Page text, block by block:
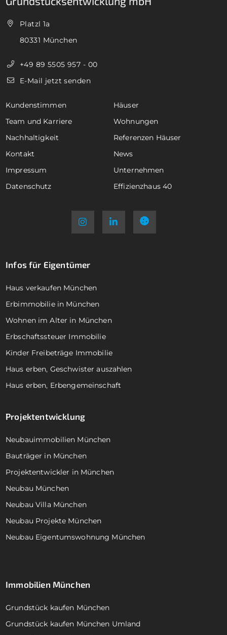
Platzl 1a
80331 München
+49 89 5505 957 - 00
E-Mail jetzt senden
Kundenstimmen
Häuser
Team und Karriere
Wohnungen
Nachhaltigkeit
Referenzen Häuser
Kontakt
News
Impressum
Unternehmen
Datenschutz
Effizienzhaus 40
Infos für Eigentümer
Haus verkaufen München
Erbimmobilie in München
Wohnen im Alter in München
Erbschaftssteuer Immobilie
Kinder Freibeträge Immobilie
Haus erben, Geschwister auszahlen
Haus erben, Erbengemeinschaft
Projektentwicklung
Neubauimmobilien München
Bauträger in München
Projektentwickler in München
Neubau München
Neubau Villa München
Neubau Projekte München
Neubau Eigentumswohnung München
Immobilien München
Grundstück kaufen München
Grundstück kaufen München Umland